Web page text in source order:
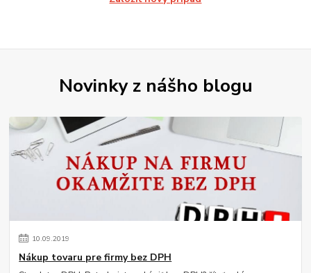
Novinky z nášho blogu
10.09.2019
Nákup tovaru pre firmy bez DPH